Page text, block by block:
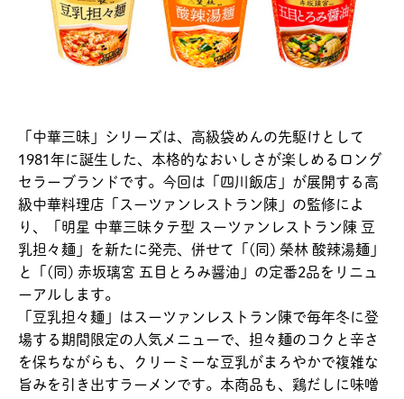
「中華三昧」シリーズは、高級袋めんの先駆けとして
1981年に誕生した、本格的なおいしさが楽しめるロング
セラーブランドです。今回は「四川飯店」が展開する高
級中華料理店「スーツァンレストラン陳」の監修によ
り、「明星 中華三昧タテ型 スーツァンレストラン陳 豆
乳担々麺」を新たに発売、併せて「(同) 榮林 酸辣湯麺」
と「(同) 赤坂璃宮 五目とろみ醤油」の定番2品をリニュ
ーアルします。
「豆乳担々麺」はスーツァンレストラン陳で毎年冬に登
場する期間限定の人気メニューで、担々麺のコクと辛さ
を保ちながらも、クリーミーな豆乳がまろやかで複雑な
旨みを引き出すラーメンです。本商品も、鶏だしに味噌